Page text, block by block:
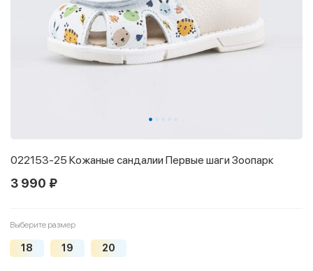
022153-25 Кожаные сандалии Первые шаги Зоопарк
3 990 ₽
Выберите размер
18 19 20